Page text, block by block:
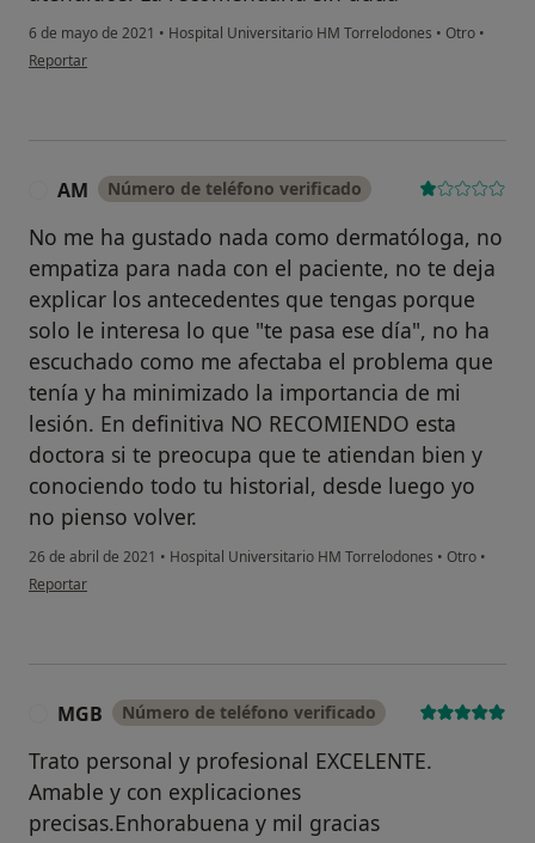
6 de mayo de 2021 • Hospital Universitario HM Torrelodones • Otro •
en opinión del usuario I.M
Reportar
AM Número de teléfono verificado
No me ha gustado nada como dermatóloga, no
empatiza para nada con el paciente, no te deja
explicar los antecedentes que tengas porque
solo le interesa lo que "te pasa ese día", no ha
escuchado como me afectaba el problema que
tenía y ha minimizado la importancia de mi
lesión. En definitiva NO RECOMIENDO esta
doctora si te preocupa que te atiendan bien y
conociendo todo tu historial, desde luego yo
no pienso volver.
26 de abril de 2021 • Hospital Universitario HM Torrelodones • Otro •
en opinión del usuario AM
Reportar
MGB Número de teléfono verificado
Trato personal y profesional EXCELENTE.
Amable y con explicaciones
precisas.Enhorabuena y mil gracias